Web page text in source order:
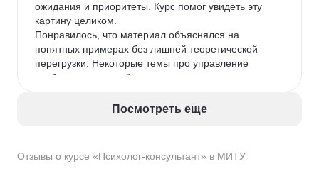
Отзывы о курсе «Психолог-консультант» в МИТУ
ожидания и приоритеты. Курс помог увидеть эту
картину целиком.
Понравилось, что материал объяснялся на
понятных примерах без лишней теоретической
перегрузки. Некоторые темы про управление
требованиями и работу с рисками оказались
сталкивался с такими ситуациями на работе.
сдвинулись», уже не воспринимаю это как
Посмотреть еще